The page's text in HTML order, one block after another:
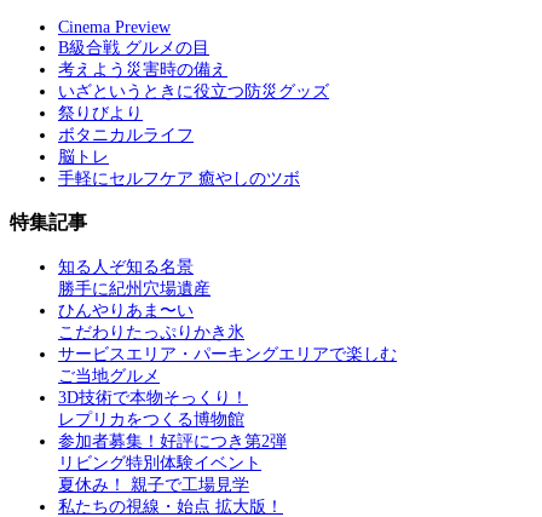
Cinema Preview
B級合戦 グルメの目
考えよう災害時の備え
いざというときに役立つ防災グッズ
祭りびより
ボタニカルライフ
脳トレ
手軽にセルフケア 癒やしのツボ
特集記事
知る人ぞ知る名景
勝手に紀州穴場遺産
ひんやりあま〜い
こだわりたっぷりかき氷
サービスエリア・パーキングエリアで楽しむ
ご当地グルメ
3D技術で本物そっくり！
レプリカをつくる博物館
参加者募集！好評につき第2弾
リビング特別体験イベント
夏休み！ 親子で工場見学
私たちの視線・始点 拡大版！